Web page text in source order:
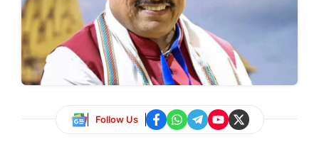
Follow Us